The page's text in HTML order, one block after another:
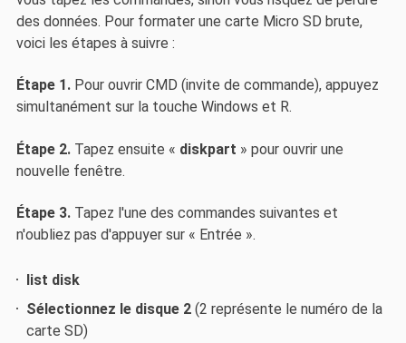
des données. Pour formater une carte Micro SD brute,
voici les étapes à suivre :
Étape 1.Pour ouvrir CMD (invite de commande), appuyez
simultanément sur la touche Windows et R.
Étape 2.Tapez ensuite « diskpart » pour ouvrir une
nouvelle fenêtre.
Étape 3.Tapez l'une des commandes suivantes et
n'oubliez pas d'appuyer sur « Entrée ».
list disk
Sélectionnez le disque 2 (2 représente le numéro de la
carte SD)